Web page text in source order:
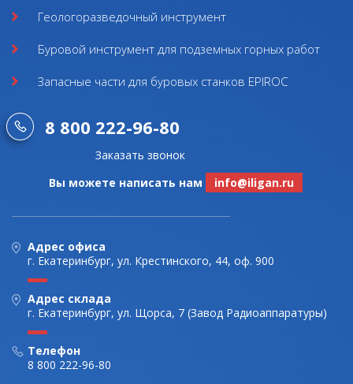
Геологоразведочный инструмент
Буровой инструмент для подземных горных работ
Запасные части для буровых станков EPIROC
8 800 222-96-80
Заказать звонок
Вы можете написать нам
info@iligan.ru
Адрес офиса
г. Екатеринбург, ул. Крестинского, 44, оф. 900
Адрес склада
г. Екатеринбург, ул. Щорса, 7 (Завод Радиоаппаратуры)
Телефон
8 800 222-96-80